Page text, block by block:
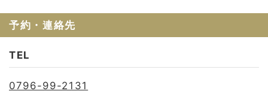
予約・連絡先
TEL
0796-99-2131